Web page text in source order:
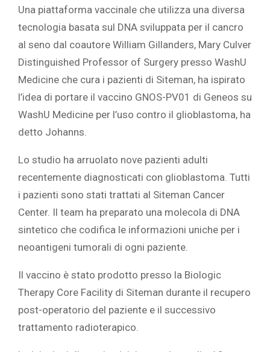
Una piattaforma vaccinale che utilizza una diversa
tecnologia basata sul DNA sviluppata per il cancro
al seno dal coautore William Gillanders, Mary Culver
Distinguished Professor of Surgery presso WashU
Medicine che cura i pazienti di Siteman, ha ispirato
l’idea di portare il vaccino GNOS-PV01 di Geneos su
WashU Medicine per l’uso contro il glioblastoma, ha
detto Johanns.
Lo studio ha arruolato nove pazienti adulti
recentemente diagnosticati con glioblastoma. Tutti
i pazienti sono stati trattati al Siteman Cancer
Center. Il team ha preparato una molecola di DNA
sintetico che codifica le informazioni uniche per i
neoantigeni tumorali di ogni paziente.
Il vaccino è stato prodotto presso la Biologic
Therapy Core Facility di Siteman durante il recupero
post-operatorio del paziente e il successivo
trattamento radioterapico.